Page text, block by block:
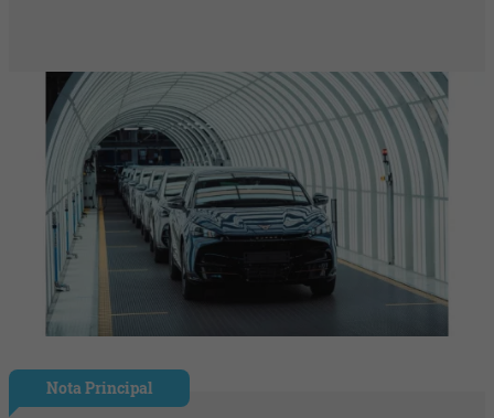
Nota Principal